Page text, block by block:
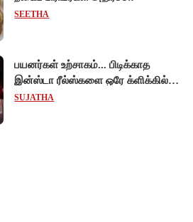
SEETHA
பயனர்கள் உற்சாகம்... பிடிக்காத
இன்ஸ்டா ரீல்ஸ்களை ஒரே க்ளிக்கில்
மாற்றியமைக்கலாம்!
SUJATHA